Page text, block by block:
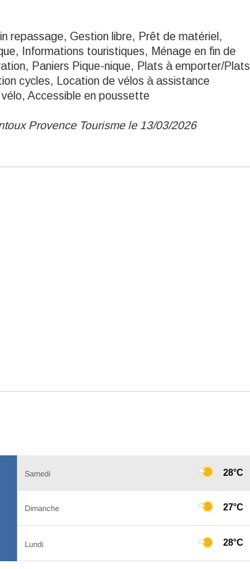
repassage, Gestion libre, Prêt de matériel,
Informations touristiques, Ménage en fin de
Paniers Pique-nique, Plats à emporter/Plats
cycles, Location de vélos à assistance
Accessible en poussette
Provence Tourisme le 13/03/2026